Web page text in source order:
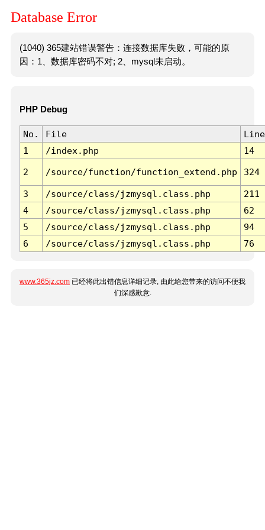
Database Error
(1040) 365建站错误警告：连接数据库失败，可能的原
因：1、数据库密码不对; 2、mysql未启动。
PHP Debug
No. File
Line
1
/index.php 14
2 /source/function/function_extend.php 324
3 /source/class/jzmysql.class.php
211
4
/source/class/jzmysql.class.php
62
5
/source/class/jzmysql.class.php
94
6
/source/class/jzmysql.class.php 76
www.365jz.com 已经将此出错信息详细记录, 由此给您带来的访问不便我
们深感歉意.